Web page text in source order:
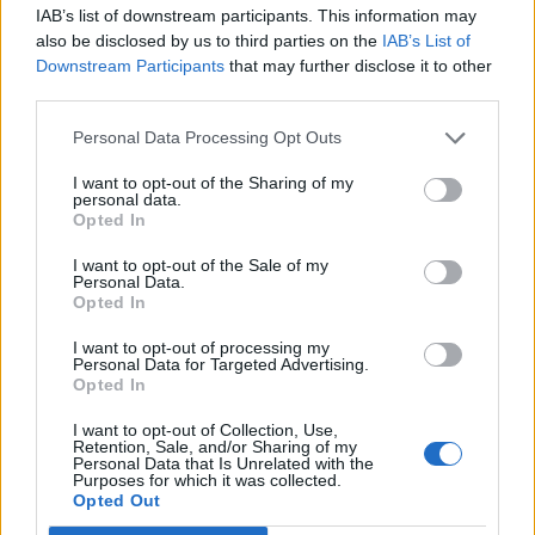
IAB’s list of downstream participants. This information may
also be disclosed by us to third parties on the IAB’s List of
Downstream Participants that may further disclose it to other
Personal Data Processing Opt Outs
I want to opt-out of the Sharing of my
personal data.
Opted In
I want to opt-out of the Sale of my
Personal Data.
Opted In
I want to opt-out of processing my
Personal Data for Targeted Advertising.
Opted In
I want to opt-out of Collection, Use,
Retention, Sale, and/or Sharing of my
Personal Data that Is Unrelated with the
Purposes for which it was collected.
Opted Out
Alejandro Tabilo e pelo belga Alexander Blockx.
Um dos momentos mais aguardados da semana foi
de três torneios do Grand Slam.
A edição de 2026 ficou igualmente marcada pela maior
representação portuguesa de sempre num torneio ATP
realizado em território nacional. Nuno Borges, Jaime
Faria, Henrique Rocha, Frederico Ferreira Silva, Tiago
Pereira e Tiago Torres integraram o quadro principal,
beneficiando, de igual modo, da reorganização dos wild
cards após as entradas diretas de alguns jogadores.
Entre os portugueses, Tiago Torres e Jaime Faria
protagonizaram as melhores campanhas da edição,
ambos alcançando os quartos de final. Torres assinou
um dos resultados mais marcantes do torneio ao
português
Por Ígor Lopes
A cidade de Castelo Branco, na região Centro de
Portugal, acolhe, nos dias 4 e 5 de setembro, no Centro
de Cultura Contemporânea de Castelo Branco (CCCCB),
a primeira edição da “Bienal Internacional de Artes e
Castelo Branco, através da Divisão de Museus e Cultura,
e integrada na programação do “Festival Sabores de
A Bienal nasce na sequência da inclusão de Castelo
Branco na “Rede de Cidades Criativas da UNESCO”,
distinção atribuída em 31 de outubro de 2023, na